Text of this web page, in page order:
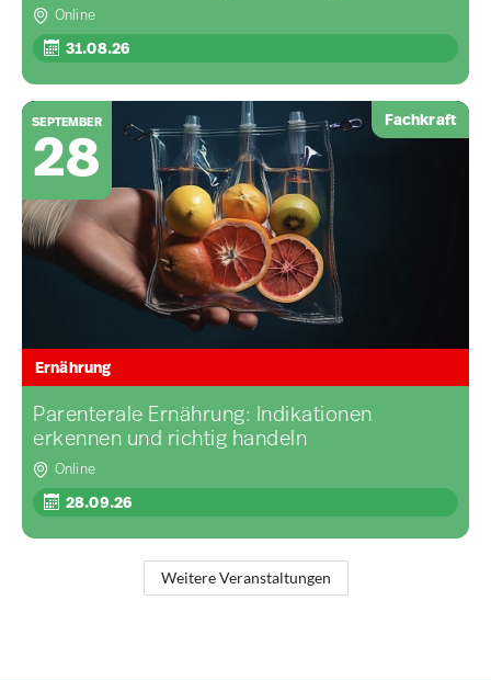
Online
31.08.26
SEPTEMBER
28 Fachkraft
Ernährung
Parenterale Ernährung: Indikationen
erkennen und richtig handeln
Online
28.09.26
Weitere Veranstaltungen